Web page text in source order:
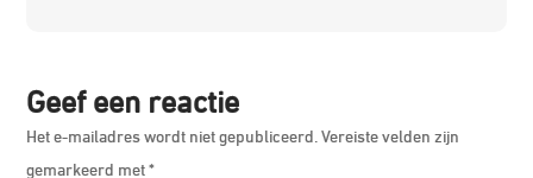
Geef een reactie
Het e-mailadres wordt niet gepubliceerd. Vereiste velden zijn
gemarkeerd met*